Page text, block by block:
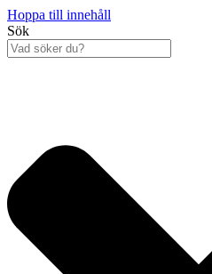
Hoppa till innehåll
Sök